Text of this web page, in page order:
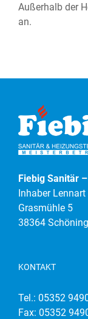
Außerhalb der
an.
Fiebig Sanitär
Inhaber
Grasmühle 5
38364
KONTAKT
Tel.: 05352
Fax: 05352